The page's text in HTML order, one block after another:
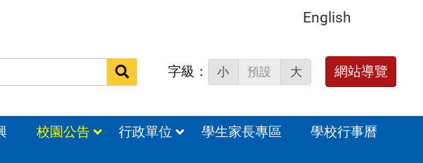
English
搜
字級： 小 預設 大 網站導覽
校園公告 行政單位 學生家長專區
學校行事曆